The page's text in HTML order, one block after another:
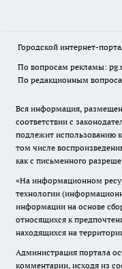
Городской интернет-
По вопросам рекламы:
По редакционным
Вся информация,
соответствии с
подлежит использованию
том числе
как с письменного
«На информационном
технологии
информации на основе
относящихся к
находящихся на
Администрация портала
комментарии, исходя из